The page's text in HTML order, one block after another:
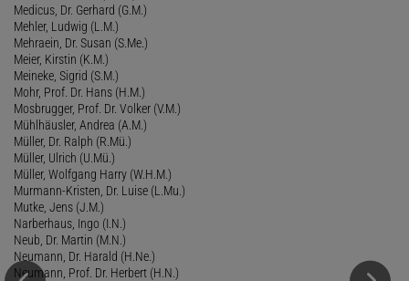
Medicus, Dr. Gerhard (G.M.)
Mehler, Ludwig (L.M.)
Mehraein, Dr. Susan (S.Me.)
Meier, Kirstin (K.M.)
Meineke, Sigrid (S.M.)
Mohr, Prof. Dr. Hans (H.M.)
Mosbrugger, Prof. Dr. Volker (V.M.)
Mühlhäusler, Andrea (A.M.)
Müller, Dr. Ralph (R.Mü.)
Müller, Ulrich (U.Mü.)
Müller, Wolfgang Harry (W.H.M.)
Murmann-Kristen, Dr. Luise (L.Mu.)
Mutke, Jens (J.M.)
Narberhaus, Ingo (I.N.)
Neub, Dr. Martin (M.N.)
Neumann, Dr. Harald (H.Ne.)
Neumann, Prof. Dr. Herbert (H.N.)